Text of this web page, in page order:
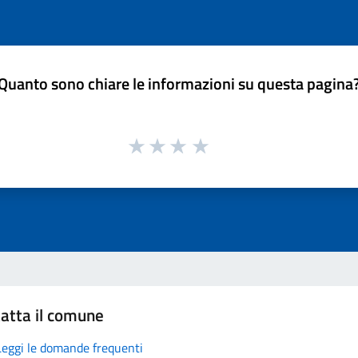
sono chiare le informazioni su questa
il comune
le domande frequenti